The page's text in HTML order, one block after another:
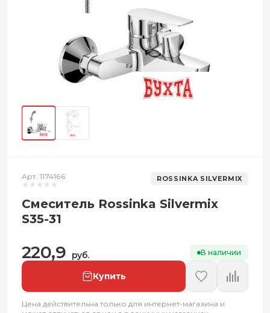
Арт. 1174166 ROSSINKA SILVERMIX
Смеситель Rossinka Silvermix
S35-31
220,9 руб. В наличии
Купить
Цена действительна только для интернет-магазина и